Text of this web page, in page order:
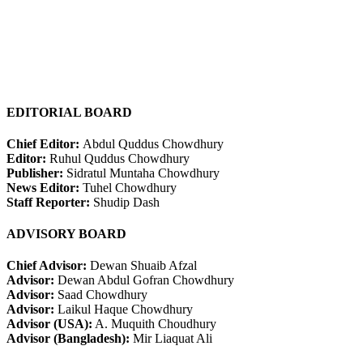
EDITORIAL BOARD
Chief Editor: Abdul Quddus Chowdhury
Editor: Ruhul Quddus Chowdhury
Publisher: Sidratul Muntaha Chowdhury
News Editor: Tuhel Chowdhury
Staff Reporter: Shudip Dash
ADVISORY BOARD
Chief Advisor: Dewan Shuaib Afzal
Advisor: Dewan Abdul Gofran Chowdhury
Advisor: Saad Chowdhury
Advisor: Laikul Haque Chowdhury
Advisor (USA): A. Muquith Choudhury
Advisor (Bangladesh): Mir Liaquat Ali